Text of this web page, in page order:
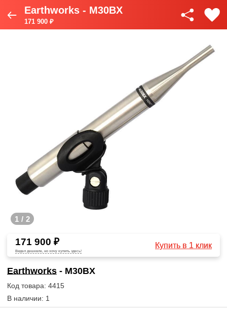
Earthworks - M30BX
171 900 ₽
1 / 2
171 900 ₽
Видел дешевле, но хочу купить здесь!
Купить в 1 клик
Earthworks - M30BX
Код товара: 4415
В наличии: 1